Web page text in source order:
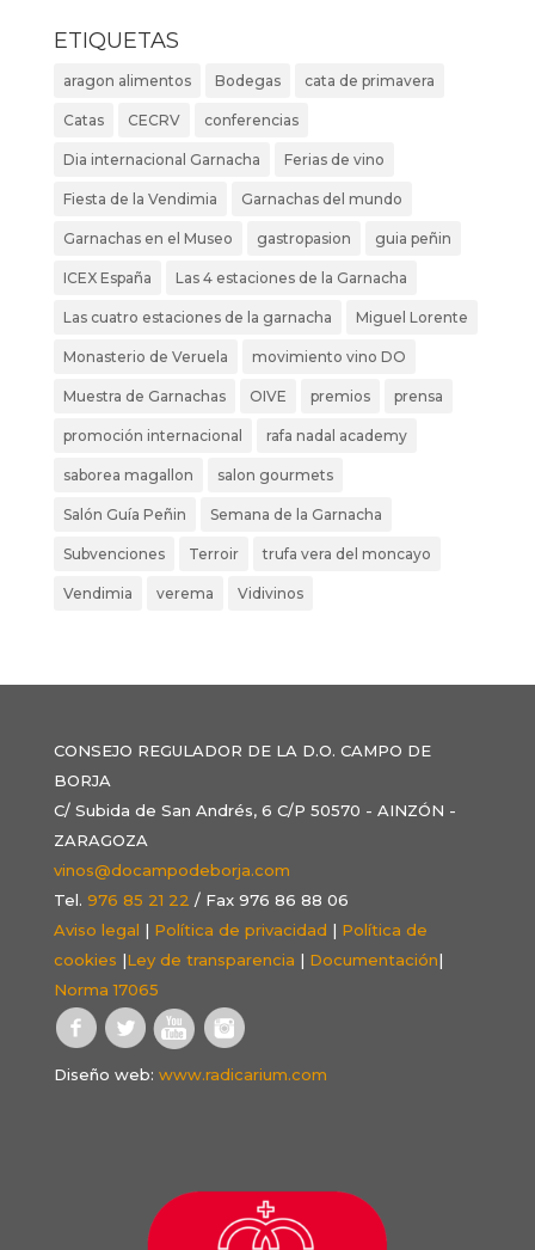
ETIQUETAS
aragon alimentos Bodegas cata de primavera
Catas CECRV conferencias
Dia internacional Garnacha Ferias de vino
Fiesta de la Vendimia Garnachas del mundo
Garnachas en el Museo gastropasion guia peñin
ICEX España Las 4 estaciones de la Garnacha
Las cuatro estaciones de la garnacha Miguel Lorente
Monasterio de Veruela movimiento vino DO
Muestra de Garnachas OIVE premios prensa
promoción internacional rafa nadal academy
saborea magallon salon gourmets
Salón Guía Peñin Semana de la Garnacha
Subvenciones Terroir trufa vera del moncayo
Vendimia verema Vidivinos
CONSEJO REGULADOR DE LA D.O. CAMPO DE
BORJA
C/ Subida de San Andrés, 6 C/P 50570 - AINZÓN -
ZARAGOZA
vinos@docampodeborja.com
Tel. 976 85 21 22 / Fax 976 86 88 06
Aviso legal | Política de privacidad | Política de
cookies |Ley de transparencia | Documentación|
Norma 17065
Diseño web: www.radicarium.com